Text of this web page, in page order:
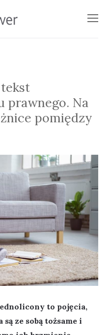
prawnego. Na
pomiędzy
to pojęcia,
ze sobą tożsame i